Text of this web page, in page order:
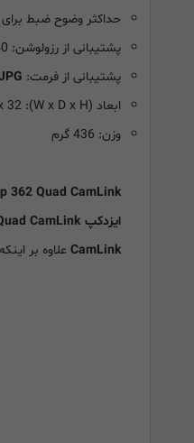
حداکثر وضوح ضبط برای HDMI 2/4 شامل 1080p60
پشتیبانی از رزولوشن: 3840 x 2160، 2560 x 1440، 2560 x 1080، 1920 x 1080، 1280 x 720، 720 x 576، 720 x 480
پشتیبانی از فرمت: YUY2، NV12، I420،
ابعاد (W x D x H): 136 x 120 x 32 میلی متر
وزن: 436 گرم
362 Quad CamLink
ایزدکپ ezcap 362 Quad CamLink
CamLink علاوه بر